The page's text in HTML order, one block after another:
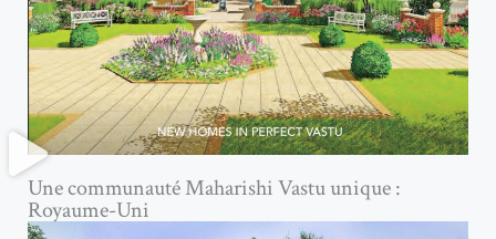
Une communauté Maharishi Vastu unique :
Royaume-Uni